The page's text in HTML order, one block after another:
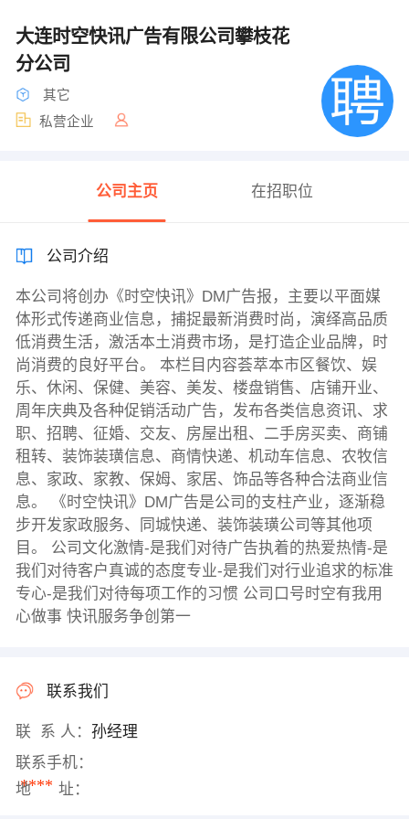
大连时空快讯广告有限公司攀枝花
分公司
其它
私营企业
公司主页 在招职位
公司介绍
本公司将创办《时空快讯》DM广告报，主要以平面媒
体形式传递商业信息，捕捉最新消费时尚，演绎高品质
低消费生活，激活本土消费市场，是打造企业品牌，时
尚消费的良好平台。 本栏目内容荟萃本市区餐饮、娱
乐、休闲、保健、美容、美发、楼盘销售、店铺开业、
周年庆典及各种促销活动广告，发布各类信息资讯、求
职、招聘、征婚、交友、房屋出租、二手房买卖、商铺
租转、装饰装璜信息、商情快递、机动车信息、农牧信
息、家政、家教、保姆、家居、饰品等各种合法商业信
息。 《时空快讯》DM广告是公司的支柱产业，逐渐稳
步开发家政服务、同城快递、装饰装璜公司等其他项
目。 公司文化激情-是我们对待广告执着的热爱热情-是
我们对待客户真诚的态度专业-是我们对行业追求的标准
专心-是我们对待每项工作的习惯 公司口号时空有我用
心做事 快讯服务争创第一
联系我们
联 系 人： 孙经理
联系手机：
****
地 址：